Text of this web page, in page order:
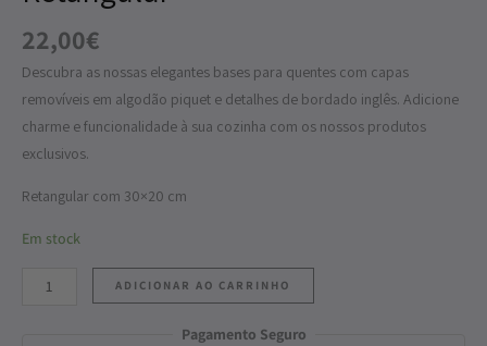
22,00€
Descubra as nossas elegantes bases para quentes com capas
removíveis em algodão piquet e detalhes de bordado inglês. Adicione
charme e funcionalidade à sua cozinha com os nossos produtos
exclusivos.
Retangular com 30×20 cm
Em stock
ADICIONAR AO CARRINHO
Pagamento Seguro